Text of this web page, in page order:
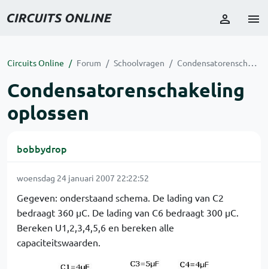
Circuits Online Forum Schoolvragen Condensatorenschakeling oplossen
Condensatorenschakeling
oplossen
bobbydrop
woensdag 24 januari 2007 22:22:52
Gegeven: onderstaand schema. De lading van C2
bedraagt 360 µC. De lading van C6 bedraagt 300 µC.
Bereken U1,2,3,4,5,6 en bereken alle
capaciteitswaarden.